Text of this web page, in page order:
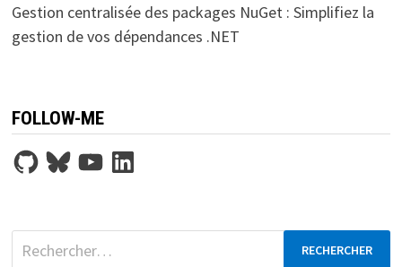
Gestion centralisée des packages NuGet : Simplifiez la
gestion de vos dépendances .NET
FOLLOW-ME
GitHubBlueskyYouTubeLinkedIn
Rechercher :